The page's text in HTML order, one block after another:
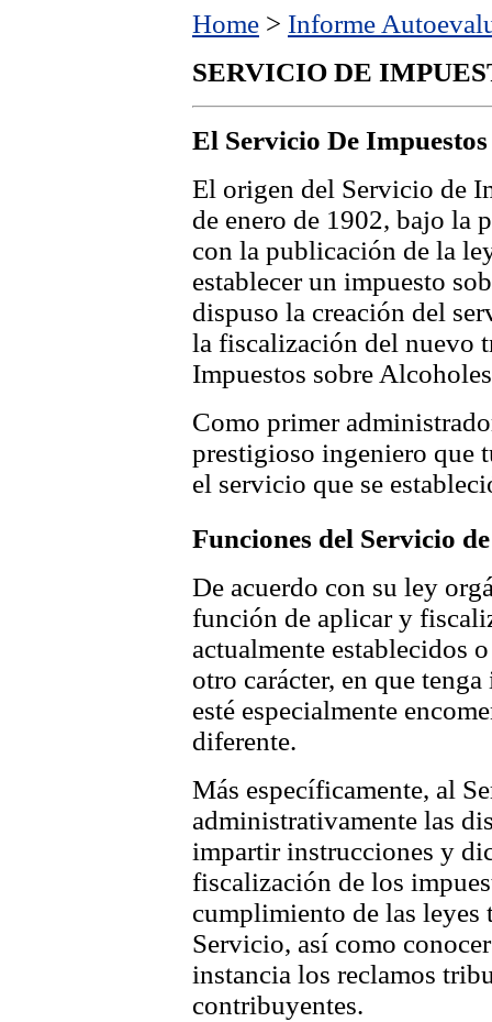
Home > Informe
SERVICIO DE
El Servicio De
El origen del Servicio de
de enero de 1902, bajo la
con la publicación de la
establecer un impuesto
dispuso la creación del
la fiscalización del nuevo
Impuestos sobre
Como primer
prestigioso ingeniero que
el servicio que se
Funciones del Servicio
De acuerdo con su ley
función de aplicar y
actualmente establecidos
otro carácter, en que
esté especialmente
diferente.
Más específicamente, al
administrativamente las
impartir instrucciones y
fiscalización de los
cumplimiento de las leyes
Servicio, así como
instancia los reclamos
contribuyentes.